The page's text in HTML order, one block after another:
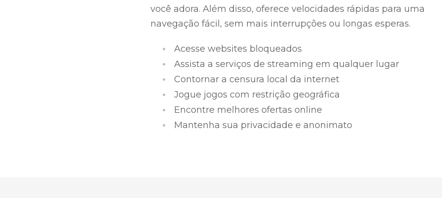
você adora. Além disso, oferece velocidades rápidas para uma
navegação fácil, sem mais interrupções ou longas esperas.
Acesse websites bloqueados
Assista a serviços de streaming em qualquer lugar
Contornar a censura local da internet
Jogue jogos com restrição geográfica
Encontre melhores ofertas online
Mantenha sua privacidade e anonimato